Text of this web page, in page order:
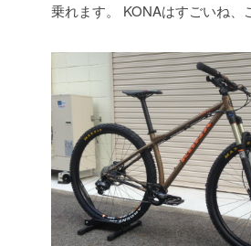
乗れます。 KONAはすごいね、